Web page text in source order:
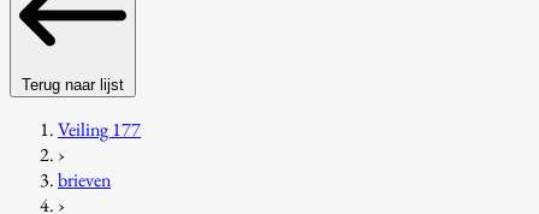
Terug naar lijst
Veiling 177
›
brieven
›